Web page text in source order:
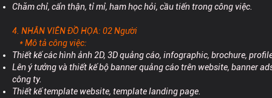
Chăm chỉ, cẩn thận, tỉ mỉ, ham học hỏi, cầu tiến trong công việc.
4. NHÂN VIÊN ĐỒ HỌA: 02 Người
* Mô tả công việc:
Thiết kế các hình ảnh 2D, 3D quảng cáo, infographic, brochure,
Lên ý tưởng và thiết kế bộ banner quảng cáo trên website, banner
công ty.
Thiết kế template website, template landing page.